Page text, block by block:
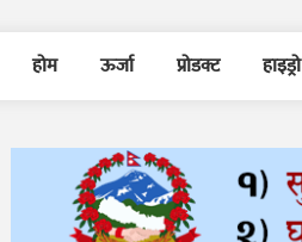
होम ऊर्जा प्रोडक्ट हाइड्रो